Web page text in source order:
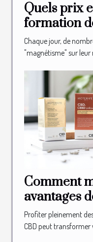
Quels prix
formation
ligne ?
Chaque jour, de
"magnétisme" sur leur
Comment
avantages
les produits
Profiter pleinement
CBD peut transformer